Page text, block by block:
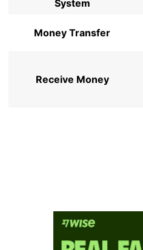
System
Money Transfer
Receive Money